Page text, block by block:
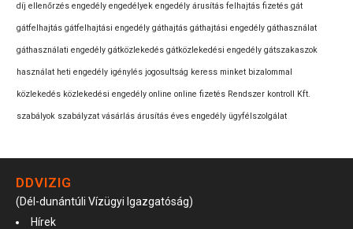
díj ellenőrzés engedély engedélyek engedély árusítás felhajtás fizetés gát
gátfelhajtás gátfelhajtási engedély gáthajtás gáthajtási engedély gáthasználat
gáthasználati engedély gátközlekedés gátközlekedési engedély gátszakaszok
használat heti engedély igénylés jogosultság keress minket bizalommal
közlekedés közlekedési engedély online online fizetés Rendszer kontroll Kft.
szabályok szabályzat vásárlás árusítás éves engedély ügyfélszolgálat
DDVIZIG
(Dél-dunántúli Vízügyi Igazgatóság)
Hírek